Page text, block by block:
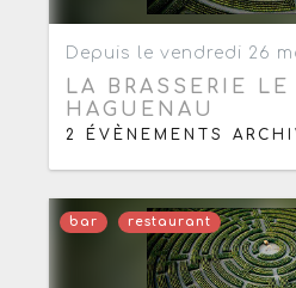
Depuis le vendredi 26
LA BRASSERIE LE
HAGUENAU
2 ÉVÈNEMENTS
bar restaurant